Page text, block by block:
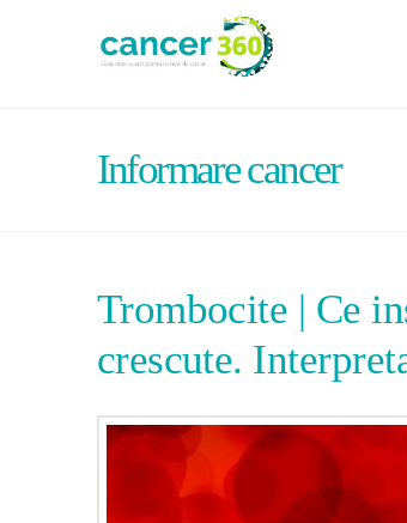
Informare cancer
Trombocite | Ce
crescute.